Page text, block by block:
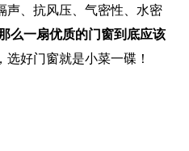
声、抗风压、气密性、水密
么一扇优质的门窗到底应该
选好门窗就是小菜一碟！